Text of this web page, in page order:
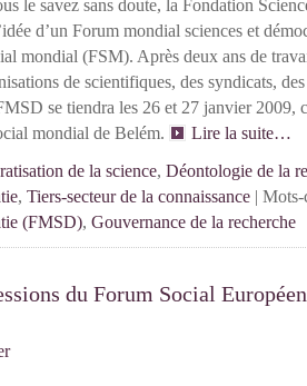
le savez sans doute, la Fondation
d’un Forum mondial sciences et
mondial (FSM). Après deux ans de
de scientifiques, des syndicats,
se tiendra les 26 et 27 janvier 2009,
mondial de Belém.
Lire la suite…
de la science, Déontologie de la
, Tiers-secteur de la connaissance |
(FMSD), Gouvernance de la recherche
du Forum Social